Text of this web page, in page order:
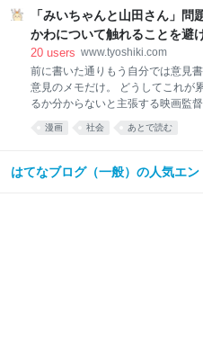
意に訪れた瞬間にこそ、歌わざる
乾燥が気になる人はチェックして
買ってよかったもの2025と先週分
感が最高！イニスフリー スペシャ
店 履くタイプのフット用マスク。
まだ選択肢が少なく、いくつか試
そのなかではイニスフリーが一番
高です。 7種の植物エキス（保湿エ
「みいちゃんと山田さん」
かわについて触れることを避
ミカンをのせる
20 users www.tyoshiki.com
前に書いた通りもう自分では意見
意見のメモだけ。 どうしてこれが
るか分からないと主張する映画監
トした理由ですら「まだわかる」
うですが） それら全部とちゃんと
してやろうと思ったのか。同業者
漫画 社会 あとで読む
はてなブログ（一般）の人気エ